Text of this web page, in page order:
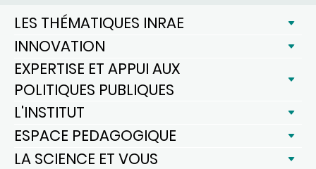
LES THÉMATIQUES INRAE
INNOVATION
EXPERTISE ET APPUI AUX
POLITIQUES PUBLIQUES
L'INSTITUT
ESPACE PEDAGOGIQUE
LA SCIENCE ET VOUS